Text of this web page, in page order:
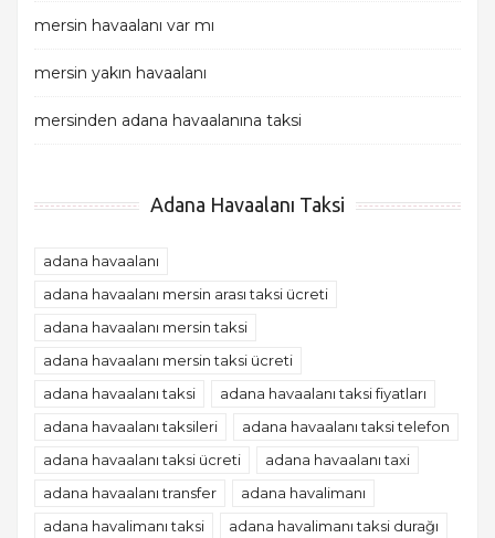
mersin havaalanı var mı
mersin yakın havaalanı
mersinden adana havaalanına taksi
Adana Havaalanı Taksi
adana havaalanı
adana havaalanı mersin arası taksi ücreti
adana havaalanı mersin taksi
adana havaalanı mersin taksi ücreti
adana havaalanı taksi
adana havaalanı taksi fiyatları
adana havaalanı taksileri
adana havaalanı taksi telefon
adana havaalanı taksi ücreti
adana havaalanı taxi
adana havaalanı transfer
adana havalimanı
adana havalimanı taksi
adana havalimanı taksi durağı